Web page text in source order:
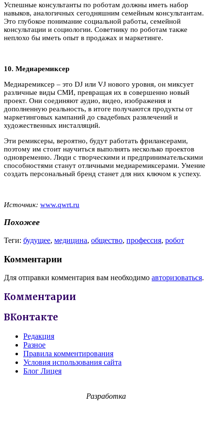
Успешные консультанты по роботам должны иметь набор
навыков, аналогичных сегодняшним семейным консультантам.
Это глубокое понимание социальной работы, семейной
консультации и социологии. Советнику по роботам также
неплохо бы иметь опыт в продажах и маркетинге.
10. Медиаремиксер
Медиаремиксер – это DJ или VJ нового уровня, он миксует
различные виды СМИ, превращая их в совершенно новый
проект. Они соединяют аудио, видео, изображения и
дополненную реальность, в итоге получаются продукты от
маркетинговых кампаний до свадебных развлечений и
художественных инсталляций.
Эти ремиксеры, вероятно, будут работать фрилансерами,
поэтому им стоит научиться выполнять несколько проектов
одновременно. Люди с творческими и предпринимательскими
способностями станут отличными медиаремиксерами. Умение
создать персональный бренд станет для них ключом к успеху.
Источник: www.qwrt.ru
Похожее
Теги: будущее, медицина, общество, профессия, робот
Комментарии
Для отправки комментария вам необходимо авторизоваться.
Комментарии
ВКонтакте
Редакция
Разное
Правила комментирования
Условия использования сайта
Блог Лицея
Разработка